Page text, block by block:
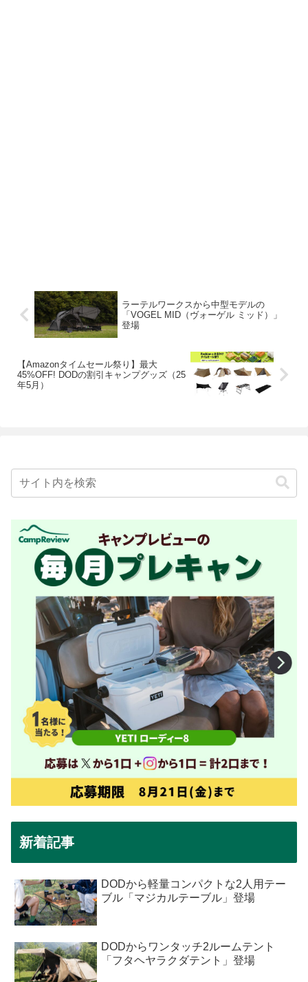
ラーテルワークスから中型モデルの
「VOGEL MID（ヴォーゲル ミッド）」
登場
【Amazonタイムセール祭り】最大
45%OFF! DODの割引キャンプグッズ（25
年5月）
新着記事
DODから軽量コンパクトな2人用テー
ブル「マジカルテーブル」登場
DODからワンタッチ2ルームテント
「フタヘヤラクダテント」登場